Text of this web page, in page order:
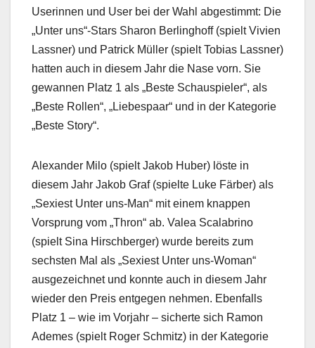
Userinnen und User bei der Wahl abgestimmt: Die
„Unter uns“-Stars Sharon Berlinghoff (spielt Vivien
Lassner) und Patrick Müller (spielt Tobias Lassner)
hatten auch in diesem Jahr die Nase vorn. Sie
gewannen Platz 1 als „Beste Schauspieler“, als
„Beste Rollen“, „Liebespaar“ und in der Kategorie
„Beste Story“.
Alexander Milo (spielt Jakob Huber) löste in
diesem Jahr Jakob Graf (spielte Luke Färber) als
„Sexiest Unter uns-Man“ mit einem knappen
Vorsprung vom „Thron“ ab. Valea Scalabrino
(spielt Sina Hirschberger) wurde bereits zum
sechsten Mal als „Sexiest Unter uns-Woman“
ausgezeichnet und konnte auch in diesem Jahr
wieder den Preis entgegen nehmen. Ebenfalls
Platz 1 – wie im Vorjahr – sicherte sich Ramon
Ademes (spielt Roger Schmitz) in der Kategorie